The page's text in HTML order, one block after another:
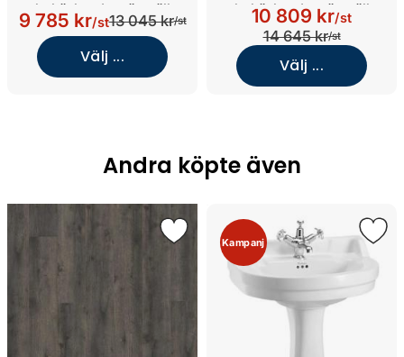
heltäckande tvättställ
(Vit/Plain/Light 14)
9 785 kr/st13 045 kr/st
Välj ...
heltäckande tvättställ
(Vit/Grip/Light 8)
10 809 kr/st
14 645 kr/st
Välj ...
Andra köpte även
Kampanj